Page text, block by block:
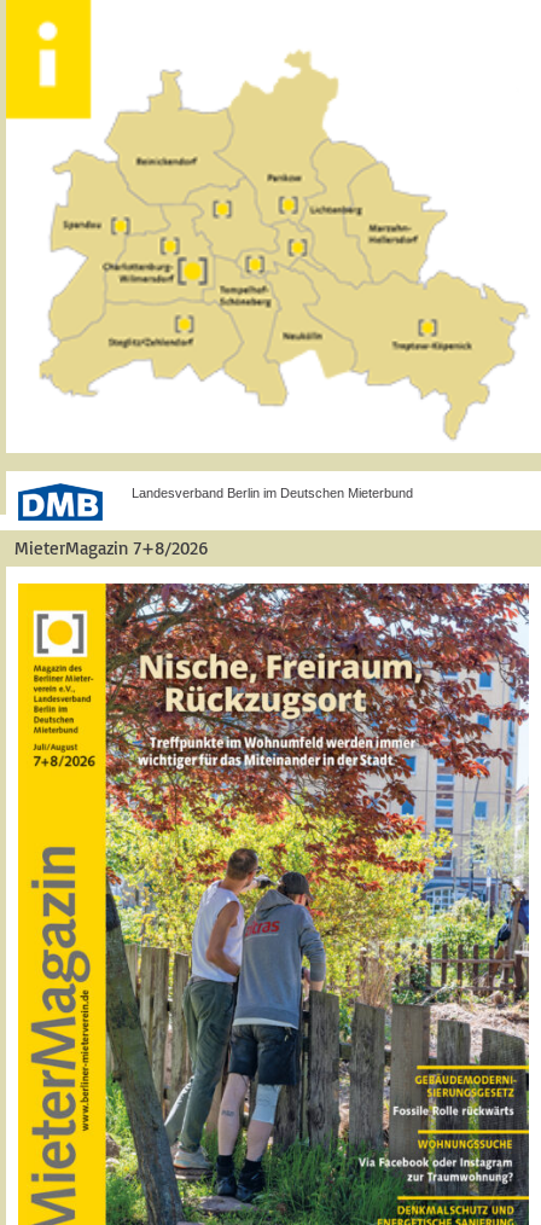
Landesverband Berlin im Deutschen Mieterbund
MieterMagazin 7+8/2026